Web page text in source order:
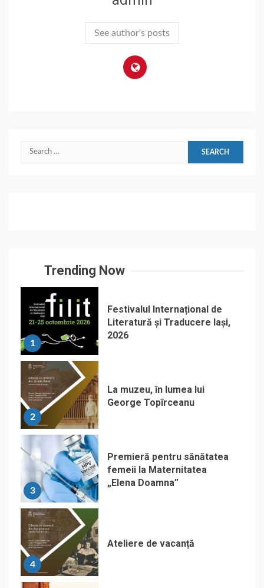
See author's posts
Search
Trending Now
1
Festivalul Internațional de
Literatură și Traducere Iași,
2026
2
La muzeu, în lumea lui
George Topîrceanu
3
Premieră pentru sănătatea
femeii la Maternitatea
„Elena Doamna”
4
Ateliere de vacanță